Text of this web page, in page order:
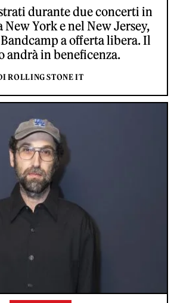
durante due concerti in
York e nel New Jersey,
a offerta libera. Il
andrà in beneficenza.
ROLLING STONE IT